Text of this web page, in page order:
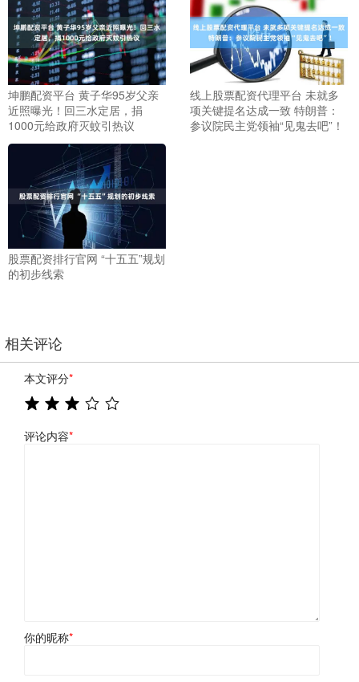
坤鹏配资平台 黄子华95岁父亲
近照曝光！回三水定居，捐
1000元给政府灭蚊引热议
线上股票配资代理平台 未就多
项关键提名达成一致 特朗普：
参议院民主党领袖“见鬼去吧”！
股票配资排行官网 “十五五”规划
的初步线索
相关评论
本文评分*
评论内容*
你的昵称*